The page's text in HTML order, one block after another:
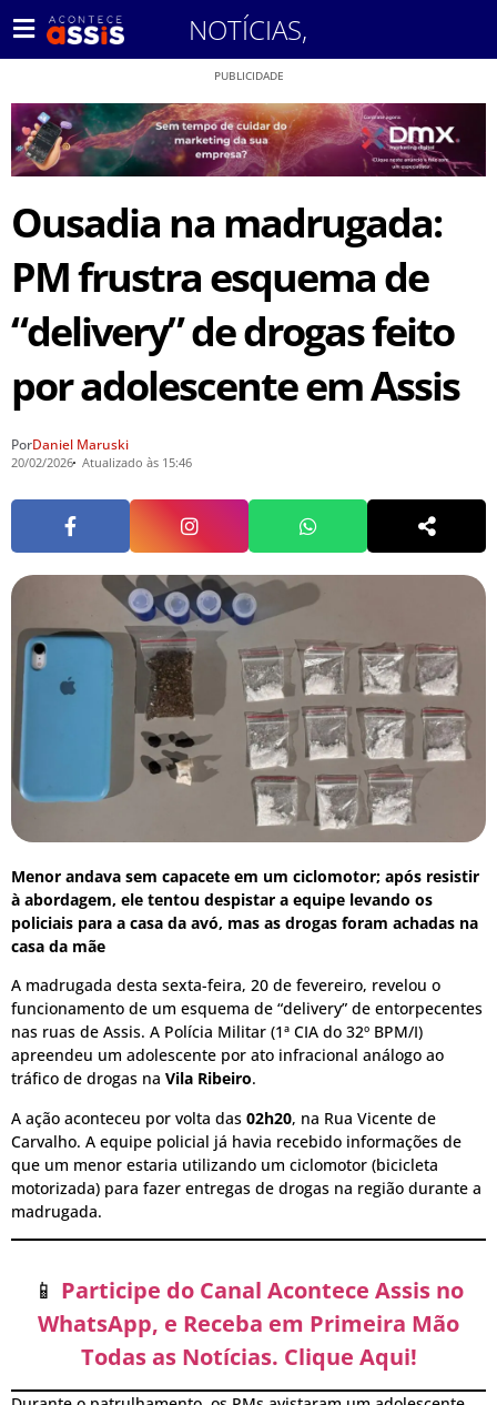
NOTÍCIAS,
PUBLICIDADE
Ousadia na madrugada:
PM frustra esquema de
“delivery” de drogas feito
por adolescente em Assis
PorDaniel Maruski
20/02/2026 Atualizado às 15:46
Menor andava sem capacete em um ciclomotor; após resistir
à abordagem, ele tentou despistar a equipe levando os
policiais para a casa da avó, mas as drogas foram achadas na
casa da mãe
A madrugada desta sexta-feira, 20 de fevereiro, revelou o
funcionamento de um esquema de “delivery” de entorpecentes
nas ruas de Assis. A Polícia Militar (1ª CIA do 32º BPM/I)
apreendeu um adolescente por ato infracional análogo ao
tráfico de drogas na Vila Ribeiro.
A ação aconteceu por volta das 02h20, na Rua Vicente de
Carvalho. A equipe policial já havia recebido informações de
que um menor estaria utilizando um ciclomotor (bicicleta
motorizada) para fazer entregas de drogas na região durante a
madrugada.
📱 Participe do Canal Acontece Assis no
WhatsApp, e Receba em Primeira Mão
Todas as Notícias. Clique Aqui!